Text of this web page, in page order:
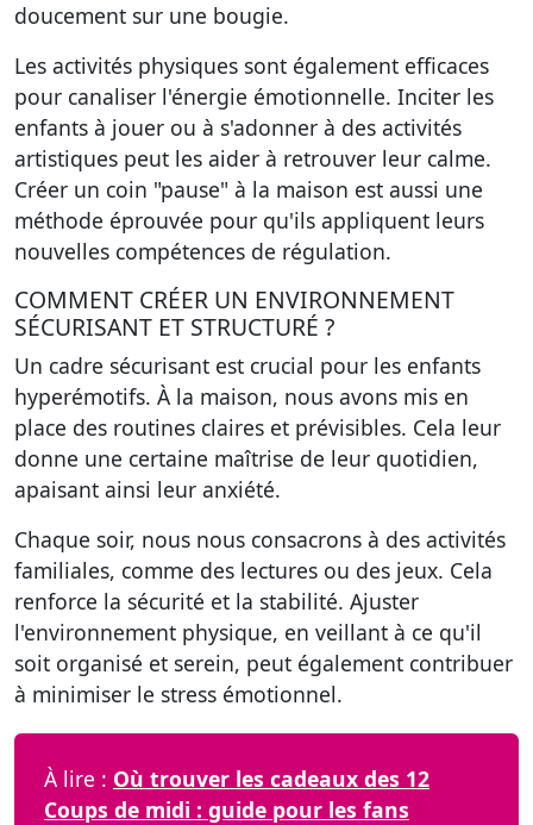
doucement sur une bougie.
Les activités physiques sont également efficaces
pour canaliser l'énergie émotionnelle. Inciter les
enfants à jouer ou à s'adonner à des activités
artistiques peut les aider à retrouver leur calme.
Créer un coin "pause" à la maison est aussi une
méthode éprouvée pour qu'ils appliquent leurs
nouvelles compétences de régulation.
COMMENT CRÉER UN ENVIRONNEMENT
SÉCURISANT ET STRUCTURÉ ?
Un cadre sécurisant est crucial pour les enfants
hyperémotifs. À la maison, nous avons mis en
place des routines claires et prévisibles. Cela leur
donne une certaine maîtrise de leur quotidien,
apaisant ainsi leur anxiété.
Chaque soir, nous nous consacrons à des activités
familiales, comme des lectures ou des jeux. Cela
renforce la sécurité et la stabilité. Ajuster
l'environnement physique, en veillant à ce qu'il
soit organisé et serein, peut également contribuer
à minimiser le stress émotionnel.
À lire : Où trouver les cadeaux des 12
Coups de midi : guide pour les fans